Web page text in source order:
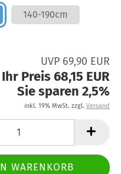
140-190cm
UVP 69,90 EUR
Ihr Preis 68,15 EUR
Sie sparen 2,5%
inkl. 19% MwSt. zzgl. Versand